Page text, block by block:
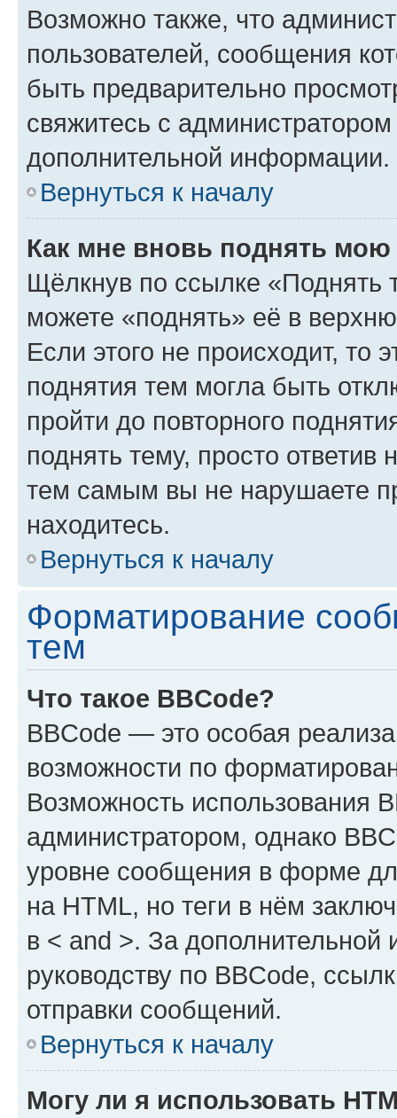
Возможно также, что
пользователей, сообщения
быть предварительно
свяжитесь с
дополнительной информации.
Вернуться к началу
Как мне вновь поднять мою
Щёлкнув по ссылке «Поднять
можете «поднять» её в
Если этого не происходит, то
поднятия тем могла быть
пройти до повторного
поднять тему, просто ответив
тем самым вы не нарушаете
находитесь.
Вернуться к началу
Форматирование
тем
Что такое BBCode?
BBCode — это особая
возможности по
Возможность использования
администратором, однако
уровне сообщения в форме
на HTML, но теги в нём
в < and >. За
руководству по BBCode,
отправки сообщений.
Вернуться к началу
Могу ли я использовать